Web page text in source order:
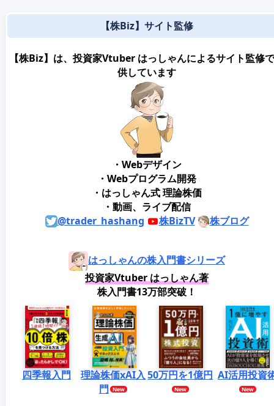
【株Biz】サイト監修
【株Biz】は、投資家Vtuber はっしゃんによるサイト監修
供しています
・Webデザイン
・Webプログラム開発
・はっしゃん式 理論株価
・動画、ライブ配信
@trader_hashang
株BizTV 株ブログ
はっしゃんの株入門書シリーズ
投資家Vtuber はっしゃん著
株入門書13万部突破！
四季報入門
理論株価xAI入
門
50万円を1億円 AI活用投資